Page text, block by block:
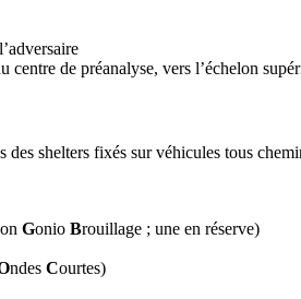
centre de préanalyse, vers l’échelon
des shelters fixés sur véhicules tous
Gonio Brouillage ; une en réserve)
ndes Courtes)